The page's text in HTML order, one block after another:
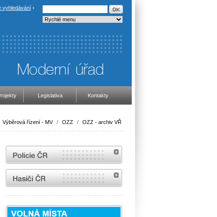
vyhledávání
Legislativa Kontakty
Výběrová řízení - MV / OZZ / OZZ - archiv VŘ
internetové stránky Policie ČR
internetové stránky Hasiči ČR